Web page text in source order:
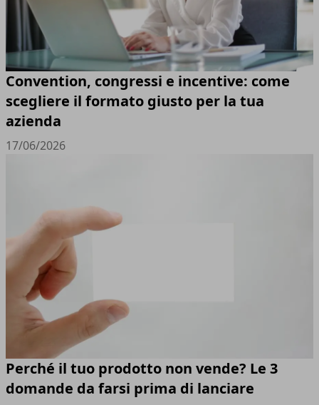
Convention, congressi e incentive: come
scegliere il formato giusto per la tua
azienda
17/06/2026
Perché il tuo prodotto non vende? Le 3
domande da farsi prima di lanciare